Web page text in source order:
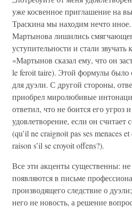
уже косвенное приглашение на
Траскина мы находим нечто
Мартынова лишились
уступительности и стали звучать
«Мартынов сказал ему, что он
le feroit taire). Этой формулы было
для дуэли. С другой стороны,
приобрел миролюбивые
ответил, что не боится его угроз
удовлетворение, если он считает
(qu’il ne craignoit pas ses menaces
raison s’il se croyoit offens?).
Все эти акценты существенны: не
появляются в письме
производящего следствие о
него не новость, а решение